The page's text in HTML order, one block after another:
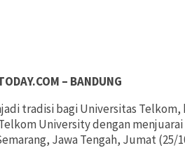
– BANDUNG
tradisi bagi Universitas
University dengan
Jawa Tengah, Jumat (25/